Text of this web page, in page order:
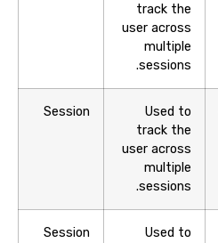
track the
user across
multiple
sessions.
Used to
track the
user across
multiple
sessions.
Session
Used to
Session